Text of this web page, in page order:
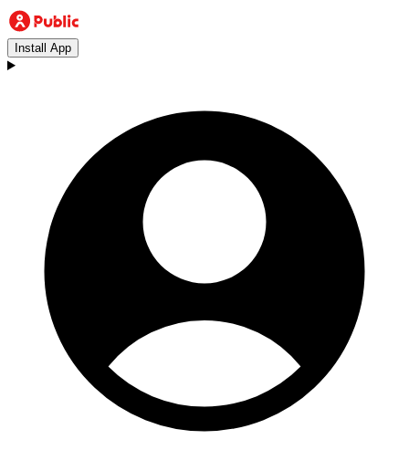
Install App